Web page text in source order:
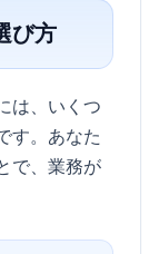
び方
は、いくつ
す。あなた
で、業務が